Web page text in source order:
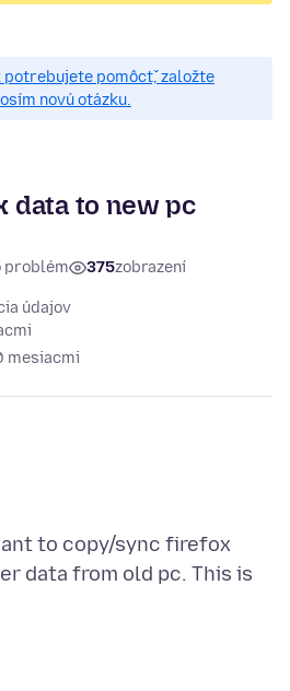
potrebujete pomôcť, založte
novú otázku.
data to new pc
problém 375zobrazení
údajov
mesiacmi
to copy/sync firefox
data from old pc. This is